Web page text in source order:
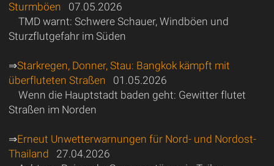
Sturmböen 07.05.2026
TMD warnt: Schwere Schauer, Windböen und
Sturzflutgefahr im Süden
⇒Starkregen, Donner, Stau: Bangkok kämpft mit
überfluteten Straßen 01.05.2026
Wenn die Hauptstadt baden geht: Gewitter flutet
Straßen im Norden
⇒Erneut Unwetterwarnungen für Nord- und Nordost-
Thailand 27.04.2026